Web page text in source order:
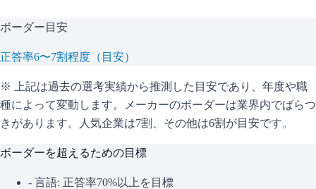
ボーダー目安
正答率6〜7割程度（目安）
※ 上記は過去の選考実績から推測した目安であり、年度や職
種によって変動します。
メーカーのボーダーは業界内でばらつ
きがあります。人気企業は7割、その他は6割が目安です。
ボーダーを超えるための目標
- 言語: 正答率70%以上を目標